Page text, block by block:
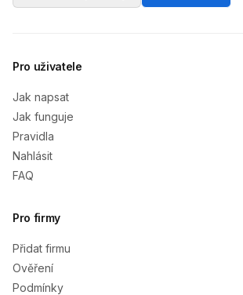
Pro uživatele
Jak napsat
Jak funguje
Pravidla
Nahlásit
FAQ
Pro firmy
Přidat firmu
Ověření
Podmínky